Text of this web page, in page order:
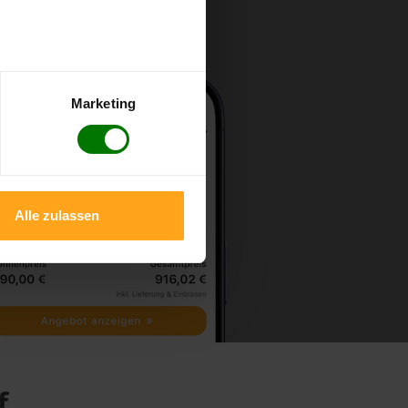
Marketing
Alle zulassen